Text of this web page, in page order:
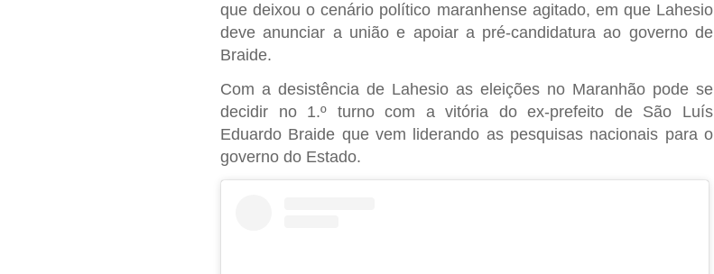
que deixou o cenário político maranhense agitado, em que Lahesio
deve anunciar a união e apoiar a pré-candidatura ao governo de
Braide.
Com a desistência de Lahesio as eleições no Maranhão pode se
decidir no 1.º turno com a vitória do ex-prefeito de São Luís
Eduardo Braide que vem liderando as pesquisas nacionais para o
governo do Estado.